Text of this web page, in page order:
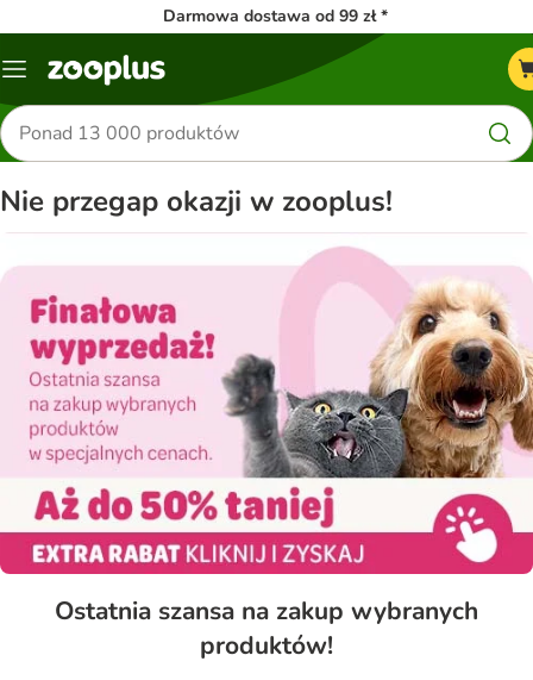
Darmowa dostawa od 99 zł *
Menu
Szukaj
produktów
Nie przegap okazji w zooplus!
Ostatnia szansa na zakup wybranych
produktów!